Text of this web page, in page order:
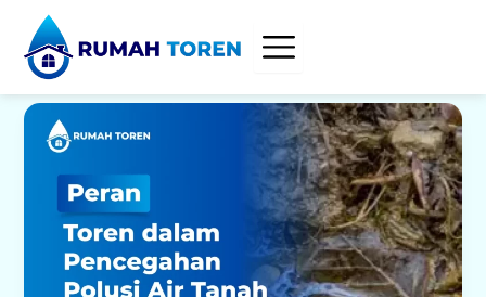
content